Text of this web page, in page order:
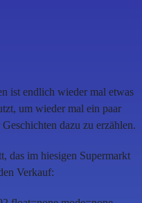
ist endlich wieder mal etwas
um wieder mal ein paar
dazu zu erzählen.
das im hiesigen Supermarkt
Verkauf: